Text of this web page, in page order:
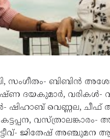
ബിബിൻ
ദയകുമാർ, വരികൾ-
വെണ്ണല, ചീഫ്
ജിതേഷ് അഞ്ചുമന